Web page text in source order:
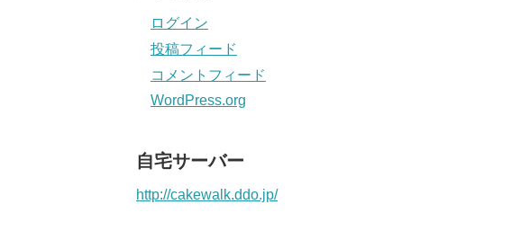
ログイン
投稿フィード
コメントフィード
WordPress.org
自宅サーバー
http://cakewalk.ddo.jp/